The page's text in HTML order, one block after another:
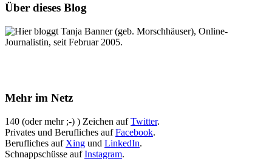
Über dieses Blog
Hier bloggt Tanja Banner (geb. Morschhäuser), Online-
Journalistin, seit Februar 2005.
Mehr im Netz
140 (oder mehr ;-) ) Zeichen aufTwitter.
Privates und Berufliches aufFacebook.
Berufliches auf Xing und LinkedIn.
Schnappschüsse aufInstagram.